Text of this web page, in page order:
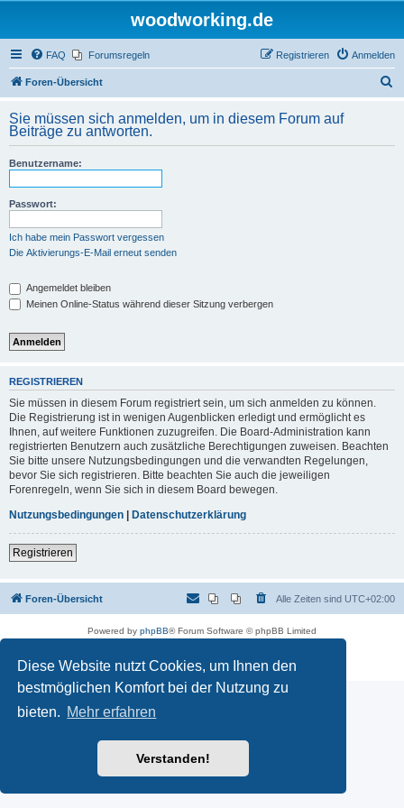
Diese Website nutzt Cookies, um Ihnen den
bestmöglichen Komfort bei der Nutzung zu
bieten. Mehr erfahren
Verstanden!
woodworking.de
FAQ Forumsregeln Anmelden
Registrieren
Foren-Übersicht
h
Sie müssen sich anmelden, um in diesem Forum auf
Beiträge zu antworten.
Benutzername:
Passwort:
Ich habe mein Passwort vergessen
Die Aktivierungs-E-Mail erneut senden
Angemeldet bleiben
Meinen Online-Status während dieser Sitzung verbergen
REGISTRIEREN
Sie müssen in diesem Forum registriert sein, um sich anmelden zu können.
Die Registrierung ist in wenigen Augenblicken erledigt und ermöglicht es
Ihnen, auf weitere Funktionen zuzugreifen. Die Board-Administration kann
registrierten Benutzern auch zusätzliche Berechtigungen zuweisen. Beachten
Sie bitte unsere Nutzungsbedingungen und die verwandten Regelungen,
bevor Sie sich registrieren. Bitte beachten Sie auch die jeweiligen
Forenregeln, wenn Sie sich in diesem Board bewegen.
Nutzungsbedingungen | Datenschutzerklärung
Registrieren
Foren-Übersicht Alle Zeiten sind UTC+02:00
Powered by phpBB® Forum Software © phpBB Limited
Datenschutz|Nutzungsbedingungen